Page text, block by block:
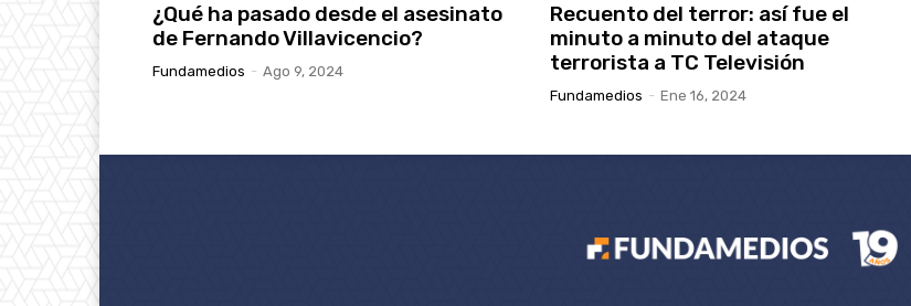
¿Qué ha pasado desde el asesinato
de Fernando Villavicencio?
Fundamedios - Ago 9, 2024
Recuento del terror: así fue el
minuto a minuto del ataque
terrorista a TC Televisión
Fundamedios - Ene 16, 2024